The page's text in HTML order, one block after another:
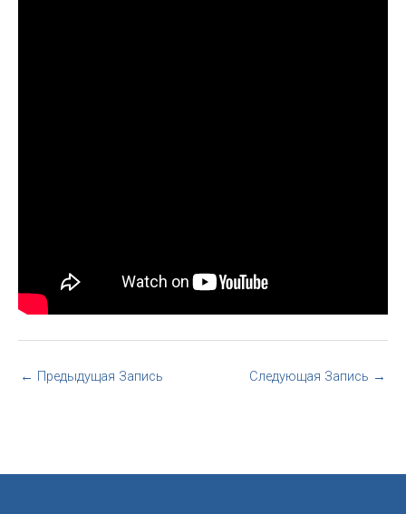
← Предыдущая Запись Следующая Запись →